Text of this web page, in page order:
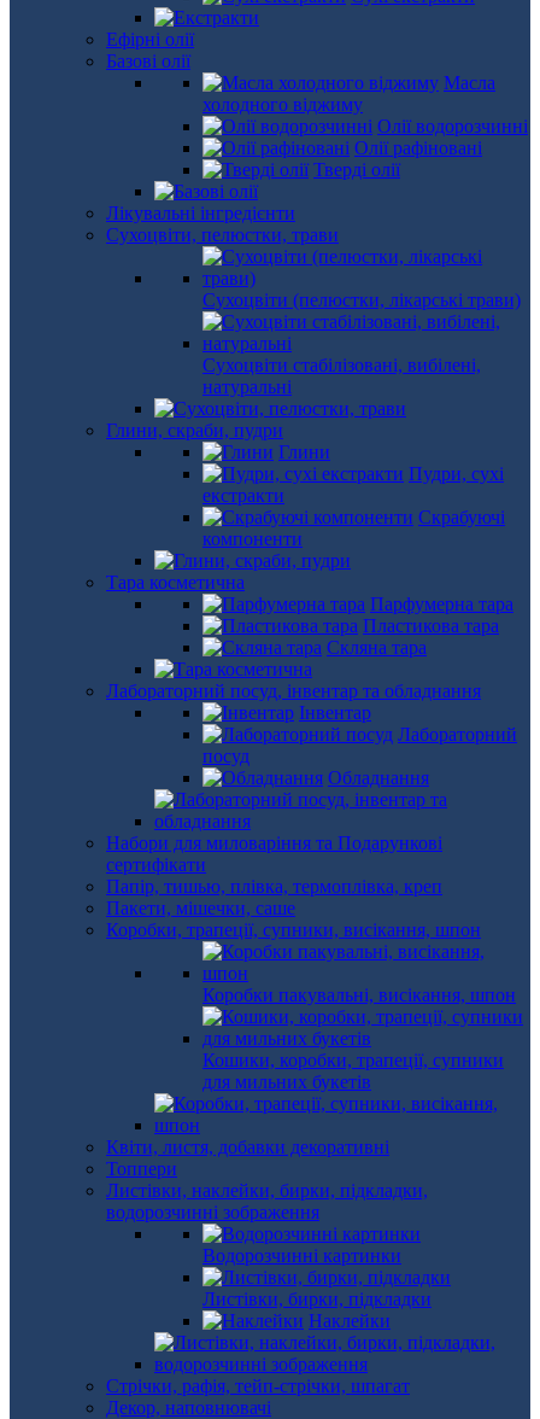
Ефірні олії
Базові олії
Масла
холодного віджиму
Олії водорозчинні
Олії рафіновані
Тверді олії
Лікувальні інгредієнти
Сухоцвіти, пелюстки, трави
Сухоцвіти (пелюстки, лікарські трави)
Сухоцвіти стабілізовані, вибілені,
натуральні
Глини, скраби, пудри
Глини
Пудри, сухі
екстракти
Скрабуючі
компоненти
Тара косметична
Парфумерна тара
Пластикова тара
Скляна тара
Лабораторний посуд, інвентар та обладнання
Інвентар
Лабораторний
посуд
Обладнання
Набори для миловаріння та Подарункові
сертифікати
Папір, тишью, плівка, термоплівка, креп
Пакети, мішечки, саше
Коробки, трапеції, супники, висікання, шпон
Коробки пакувальні, висікання, шпон
Кошики, коробки, трапеції, супники
для мильних букетів
Квіти, листя, добавки декоративні
Топпери
Листівки, наклейки, бирки, підкладки,
водорозчинні зображення
Водорозчинні картинки
Листівки, бирки, підкладки
Наклейки
Стрічки, рафія, тейп-стрічки, шпагат
Декор, наповнювачі